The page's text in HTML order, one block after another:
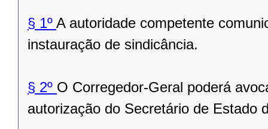
§ 1º A autoridade competente
instauração de sindicância.
§ 2º O Corregedor-Geral poderá
autorização do Secretário de Estado